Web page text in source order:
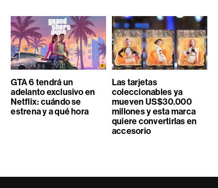
GTA 6 tendrá un
adelanto exclusivo en
Netflix: cuándo se
estrena y a qué hora
Las tarjetas
coleccionables ya
mueven US$30.000
millones y esta marca
quiere convertirlas en
accesorio